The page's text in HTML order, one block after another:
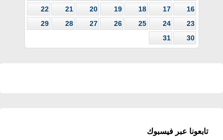
16
17
18
19
20
21
22
23
24
25
26
27
28
29
30
31
تابعونا عبر فيسبوك